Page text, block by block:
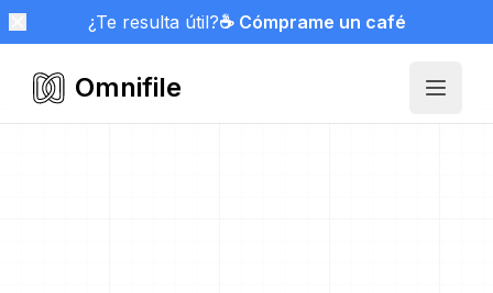
¿Te resulta útil?☕ Cómprame un café
Omnifile